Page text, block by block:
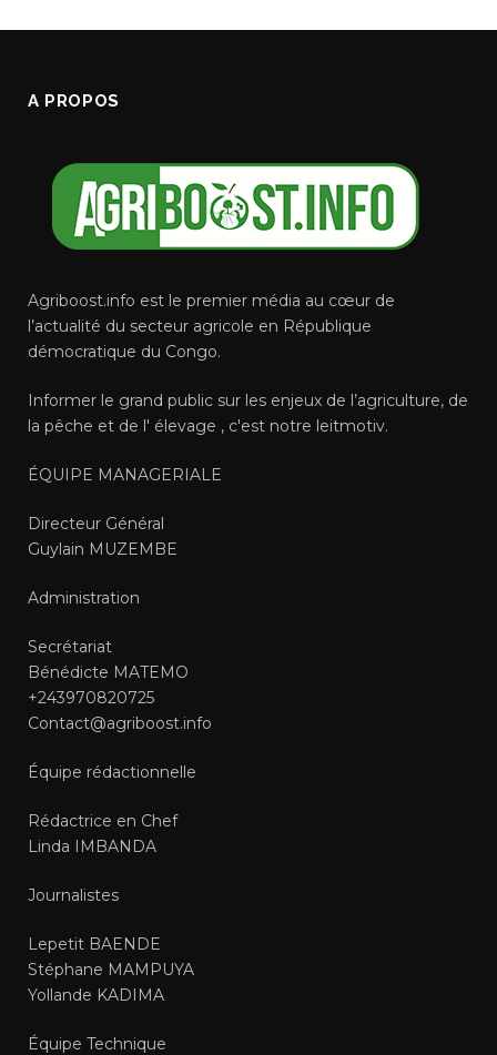
A PROPOS
Agriboost.info est le premier média au cœur de
l’actualité du secteur agricole en République
démocratique du Congo.
Informer le grand public sur les enjeux de l’agriculture, de
la pêche et de l' élevage , c'est notre leitmotiv.
ÉQUIPE MANAGERIALE
Directeur Général
Guylain MUZEMBE
Administration
Secrétariat
Bénédicte MATEMO
+243970820725
Contact@agriboost.info
Équipe rédactionnelle
Rédactrice en Chef
Linda IMBANDA
Journalistes
Lepetit BAENDE
Stéphane MAMPUYA
Yollande KADIMA
Équipe Technique